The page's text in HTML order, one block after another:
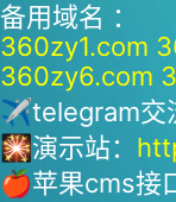
备用域名 ：
360zy1.com
360zy6.com
✈telegram交
🎇演示站：
🍎苹果cms接